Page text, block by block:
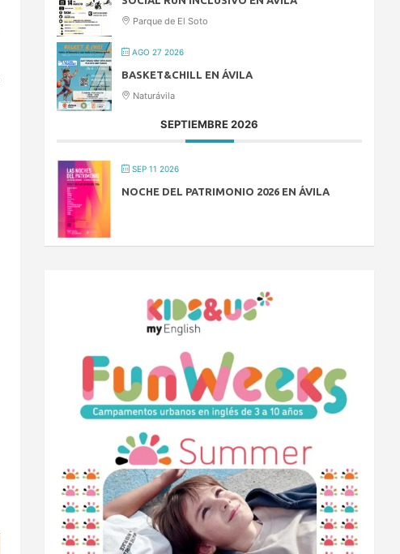
Parque de El Soto
AGO 27 2026
BASKET&CHILL EN ÁVILA
Naturávila
SEPTIEMBRE 2026
SEP 11 2026
NOCHE DEL PATRIMONIO 2026 EN ÁVILA